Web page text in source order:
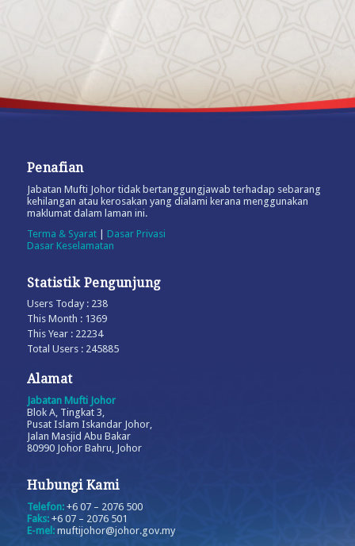
Penafian
Jabatan Mufti Johor tidak bertanggungjawab terhadap sebarang
kehilangan atau kerosakan yang dialami kerana menggunakan
maklumat dalam laman ini.
Terma & Syarat| Dasar Privasi
Dasar Keselamatan
Statistik Pengunjung
Users Today : 238
This Month : 1369
This Year : 22234
Total Users : 245885
Alamat
Jabatan Mufti Johor
Blok A, Tingkat 3,
Pusat Islam Iskandar Johor,
Jalan Masjid Abu Bakar
80990 Johor Bahru, Johor
Hubungi Kami
Telefon:+6 07 – 2076 500
Faks:+6 07 – 2076 501
E-mel:muftijohor@johor.gov.my